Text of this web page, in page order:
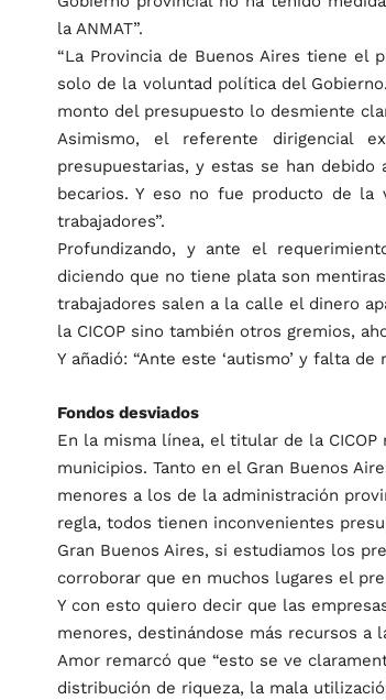
la ANMAT”.
“La Provincia de Buenos Aires tiene el
solo de la voluntad política del
monto del presupuesto lo desmiente
Asimismo, el referente dirigencial
presupuestarias, y estas se han
becarios. Y eso no fue producto de la
trabajadores”.
Profundizando, y ante el
diciendo que no tiene plata son
trabajadores salen a la calle el dinero
la CICOP sino también otros gremios,
Y añadió: “Ante este ‘autismo’ y falta
Fondos desviados
En la misma línea, el titular de la
municipios. Tanto en el Gran Buenos
menores a los de la administración
regla, todos tienen inconvenientes
Gran Buenos Aires, si estudiamos los
corroborar que en muchos lugares el
Y con esto quiero decir que las
menores, destinándose más recursos a
Amor remarcó que “esto se ve
distribución de riqueza, la mala